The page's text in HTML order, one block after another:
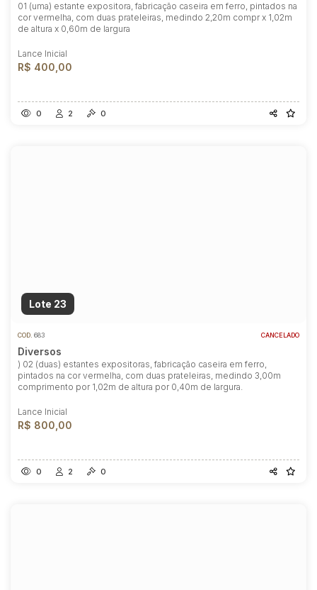
01 (uma) estante expositora, fabricação caseira em ferro, pintados na
cor vermelha, com duas prateleiras, medindo 2,20m compr x 1,02m
de altura x 0,60m de largura
Lance Inicial
R$ 400,00
0 2 0
Lote 23
COD. 683 CANCELADO
Diversos
) 02 (duas) estantes expositoras, fabricação caseira em ferro,
pintados na cor vermelha, com duas prateleiras, medindo 3,00m
comprimento por 1,02m de altura por 0,40m de largura.
Lance Inicial
R$ 800,00
0 2 0